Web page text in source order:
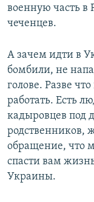
военную часть в
чеченцев.
А зачем идти в
бомбили, не
голове. Разве
работать. Есть
кадыровцев под
родственников,
обращение, что
спасти вам
Украины.